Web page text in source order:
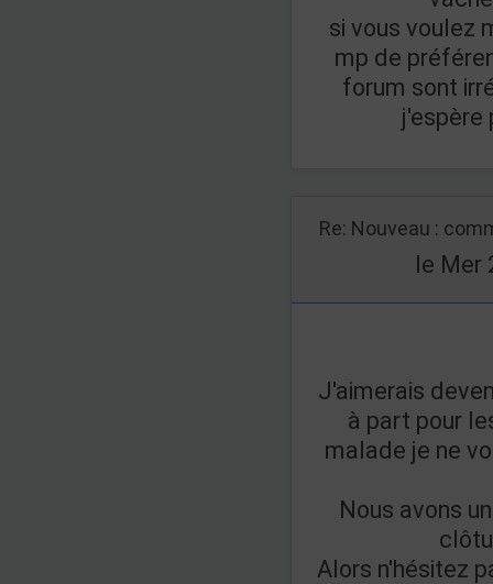
si vous voulez
mp de
forum sont
j'espère
Re: Nouveau :
le Mer
J'aimerais
à part pour
malade je ne
Nous avons
Alors n'hésitez